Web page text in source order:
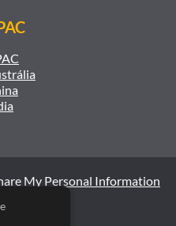
My Personal Information